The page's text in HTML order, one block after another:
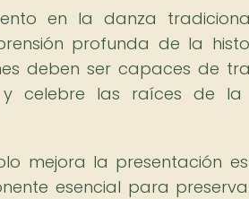
en la danza
profunda de la
deben ser capaces de
celebre las raíces de
mejora la presentación
esencial para